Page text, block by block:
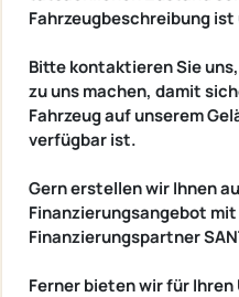
Fahrzeugbeschreibung
Bitte kontaktieren Sie
zu uns machen, damit
Fahrzeug auf unserem
verfügbar ist.
Gern erstellen wir Ihnen
Finanzierungsangebot
Finanzierungspartner
Ferner bieten wir für Ihren